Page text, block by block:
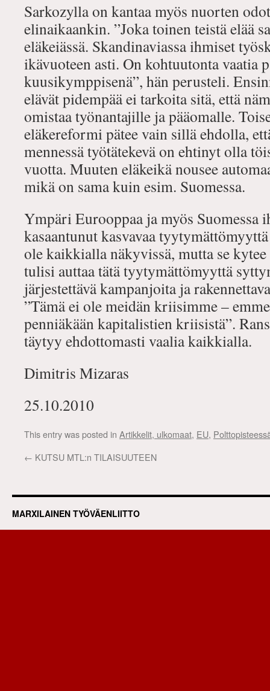
Sarkozylla on kantaa myös nuorten
elinaikaankin. ”Joka toinen teistä elää
eläkeiässä. Skandinaviassa ihmiset
ikävuoteen asti. On kohtuutonta vaatia
kuusikymppisenä”, hän perusteli.
elävät pidempää ei tarkoita sitä, että
omistaa työnantajille ja pääomalle.
eläkereformi pätee vain sillä ehdolla,
mennessä työtätekevä on ehtinyt olla
vuotta. Muuten eläkeikä nousee
mikä on sama kuin esim. Suomessa.
Ympäri Eurooppaa ja myös Suomessa
kasaantunut kasvavaa
ole kaikkialla näkyvissä, mutta se
tulisi auttaa tätä tyytymättömyyttä
järjestettävä kampanjoita ja
”Tämä ei ole meidän kriisimme –
penniäkään kapitalistien kriisistä”.
täytyy ehdottomasti vaalia kaikkialla.
Dimitris Mizaras
25.10.2010
This entry was posted in Artikkelit, ulkomaat, EU,
← KUTSU MTL:n TILAISUUTEEN
MARXILAINEN TYÖVÄENLIITTO